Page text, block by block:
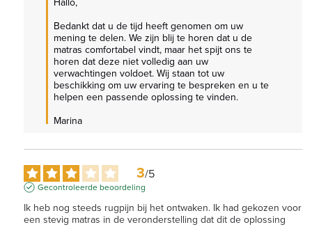
Bedankt dat u de tijd heeft genomen om uw
mening te delen. We zijn blij te horen dat u de
matras comfortabel vindt, maar het spijt ons te
horen dat deze niet volledig aan uw
verwachtingen voldoet. Wij staan tot uw
beschikking om uw ervaring te bespreken en u te
helpen een passende oplossing te vinden.
Marina
3/5
Gecontroleerde beoordeling
Ik heb nog steeds rugpijn bij het ontwaken. Ik had gekozen voor
een stevig matras in de veronderstelling dat dit de oplossing